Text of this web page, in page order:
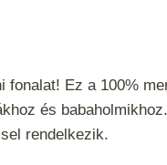
fonalat! Ez a 100%
és
rendelkezik.